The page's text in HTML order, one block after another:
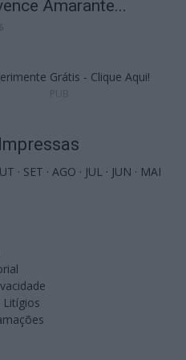
Amarante...
· SET · AGO · JUL · JUN · MAI
Litígios